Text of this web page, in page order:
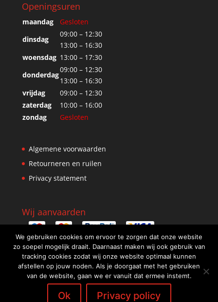
Openingsuren
maandag
Gesloten
dinsdag
09:00 – 12:30
13:00 – 16:30
woensdag 13:00 – 17:30
donderdag
09:00 – 12:30
13:00 – 16:30
vrijdag
09:00 – 12:30
zaterdag
10:00 – 16:00
zondag
Gesloten
Algemene voorwaarden
Retourneren en ruilen
Privacy statement
Wij aanvaarden
We gebruiken cookies om ervoor te zorgen dat onze website
zo soepel mogelijk draait. Daarnaast maken wij ook gebruik van
tracking cookies zodat wij onze website optimaal kunnen
afstellen op jouw noden. Als je doorgaat met het gebruiken
van de website, gaan we er vanuit dat ermee instemt.
Ok Privacy policy